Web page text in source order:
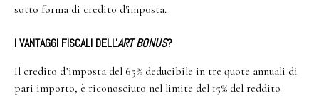
sotto forma di credito d'imposta.
I VANTAGGI FISCALI DELL'ART BONUS?
Il credito d’imposta del 65% deducibile in tre quote annuali di
pari importo, è riconosciuto nel limite del 15% del reddito